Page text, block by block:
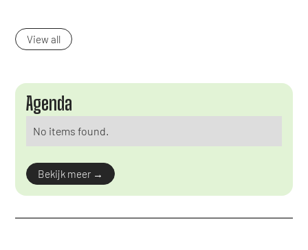
View all
Agenda
No items found.
Bekijk meer →